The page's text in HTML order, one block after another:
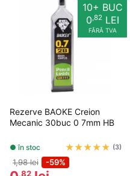
10+ BUC
0,82LEI
FĂRĂ TVA
Rezerve BAOKE Creion
Mecanic 30buc 0 7mm HB
● în stoc ★★★★★ (3)
1,98 lei -59%
,82